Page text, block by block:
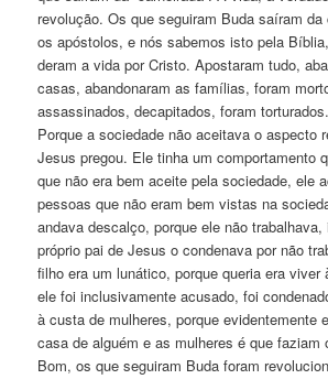
revolução. Os que seguiram Buda saíram da
os apóstolos, e nós sabemos isto pela
deram a vida por Cristo. Apostaram tudo,
casas, abandonaram as famílias, foram
assassinados, decapitados, foram
Porque a sociedade não aceitava o aspecto
Jesus pregou. Ele tinha um comportamento
que não era bem aceite pela sociedade, ele
pessoas que não eram bem vistas na
andava descalço, porque ele não
próprio pai de Jesus o condenava por não
filho era um lunático, porque queria era viver
ele foi inclusivamente acusado, foi
à custa de mulheres, porque evidentemente
casa de alguém e as mulheres é que faziam
Bom, os que seguiram Buda foram